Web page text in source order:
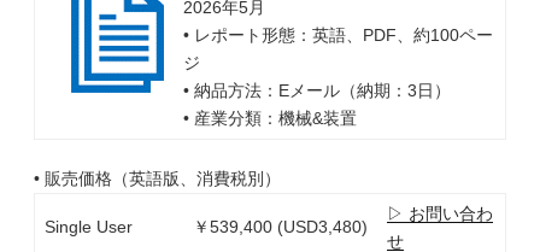
2026年5月
• レポート形態：英語、PDF、約100ペー
ジ
• 納品方法：Eメール（納期：3日）
• 産業分類：機械&装置
• 販売価格（英語版、消費税別）
Single User ￥539,400 (USD3,480)
▷ お問い合わ
せ